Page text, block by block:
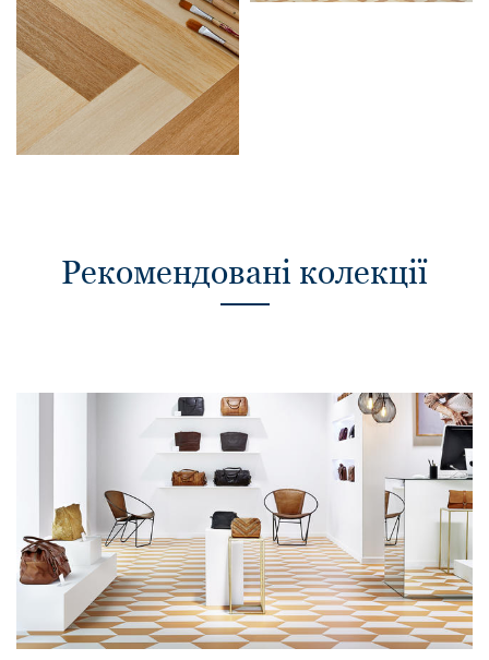
Рекомендовані колекції